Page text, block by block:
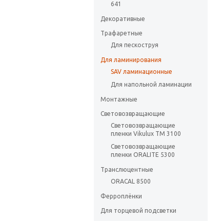
641
Декоративные
Трафаретные
Для пескоструя
Для ламинирования
SAV ламинационные
Для напольной ламинации
Монтажные
Световозвращающие
Световозвращающие
пленки Vikulux ТМ 3100
Световозвращающие
пленки ORALITE 5300
Транслюцентные
ORACAL 8500
Ферроплёнки
Для торцевой подсветки